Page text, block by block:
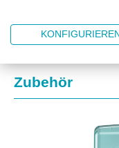
Produktgalerie
Zubehör
KONFIGURIEREN